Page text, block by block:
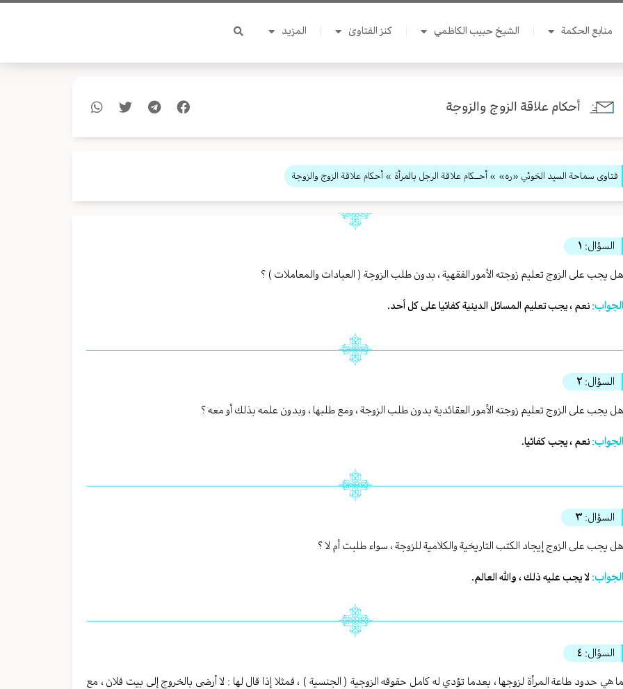
منابع الحكمة الشيخ حبيب الكاظمي كنز الفتاوىٰ المزيد
أحكام علاقة الزوج والزوجة
فتاوى سماحة السيد الخوئي «ره» » أحــكام علاقة الرجل بالمرأة » أحكام علاقة الزوج والزوجة
السؤال: ١
هل يجب على الزوج تعليم زوجته الأمور الفقهية ، بدون طلب الزوجة ( العبادات والمعاملات ) ؟
الجواب: نعم ، يجب تعليم المسائل الدينية كفائيا على كل أحد.
السؤال: ٢
هل يجب على الزوج تعليم زوجته الأمور العقائدية بدون طلب الزوجة ، ومع طلبها ، وبدون علمه بذلك أو معه ؟
الجواب: نعم ، يجب كفائيا.
السؤال: ٣
هل يجب على الزوج إيجاد الكتب التاريخية والكلامية للزوجة ، سواء طلبت أم لا ؟
الجواب: لا يجب عليه ذلك ، والله العالم.
السؤال: ٤
ما هي حدود طاعة المرأة لزوجها ، بعدما تؤدي له كامل حقوقه الزوجية ( الجنسية ) ، فمثلا إذا قال لها : لا أرضى بالخروج إلى بيت فلان ، مع